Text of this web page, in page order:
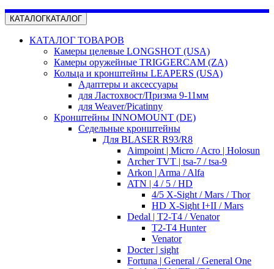
КАТАЛОГКАТАЛОГ
КАТАЛОГ ТОВАРОВ
Камеры целевые LONGSHOT (USA)
Камеры оружейные TRIGGERCAM (ZA)
Кольца и кронштейны LEAPERS (USA)
Адаптеры и аксессуары
для Ластохвост/Призма 9-11мм
для Weaver/Picatinny
Кронштейны INNOMOUNT (DE)
Седельные кронштейны
Для BLASER R93/R8
Aimpoint | Micro / Acro | Holosun
Archer TVT | tsa-7 / tsa-9
Arkon | Arma / Alfa
ATN | 4 / 5 / HD
4/5 X-Sight / Mars / Thor
HD X-Sight I+II / Mars
Dedal | T2-T4 / Venator
T2-T4 Hunter
Venator
Docter | sight
Fortuna | General / General One